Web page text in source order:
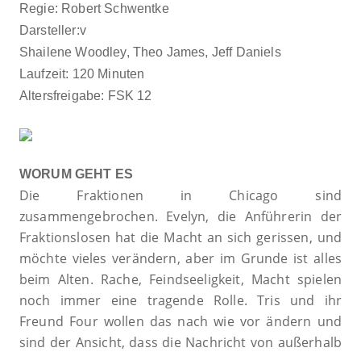
Regie: Robert Schwentke
Darsteller:v
Shailene Woodley, Theo James, Jeff Daniels
Laufzeit: 120 Minuten
Altersfreigabe: FSK 12
WORUM GEHT ES
Die Fraktionen in Chicago sind
zusammengebrochen. Evelyn, die Anführerin der
Fraktionslosen hat die Macht an sich gerissen, und
möchte vieles verändern, aber im Grunde ist alles
beim Alten. Rache, Feindseeligkeit, Macht spielen
noch immer eine tragende Rolle. Tris und ihr
Freund Four wollen das nach wie vor ändern und
sind der Ansicht, dass die Nachricht von außerhalb